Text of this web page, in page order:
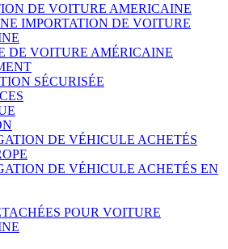
DE VOITURE AMERICAINE
IMPORTATION DE VOITURE
DE VOITURE AMÉRICAINE
SÉCURISÉE
DE VÉHICULE ACHETÉS
DE VÉHICULE ACHETÉS EN
POUR VOITURE